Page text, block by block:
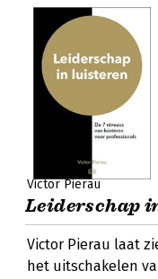
Victor Pierau
Leiderschap
Victor Pierau laat
het uitschakelen